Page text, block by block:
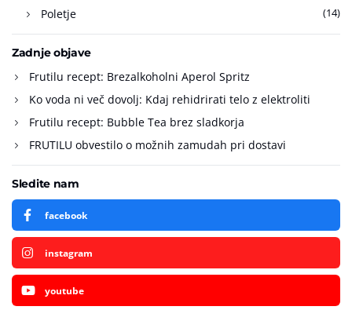
Poletje (14)
Zadnje objave
Frutilu recept: Brezalkoholni Aperol Spritz
Ko voda ni več dovolj: Kdaj rehidrirati telo z elektroliti
Frutilu recept: Bubble Tea brez sladkorja
FRUTILU obvestilo o možnih zamudah pri dostavi
Sledite nam
facebook
instagram
youtube